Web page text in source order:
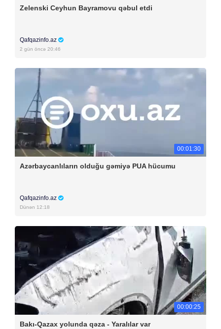
Zelenski Ceyhun Bayramovu qəbul etdi
Qafqazinfo.az
2 gün öncə 20:46
00:01:30
Azərbaycanlıların olduğu gəmiyə PUA hücumu
Qafqazinfo.az
Dünən 12:18
00:00:25
Bakı-Qazax yolunda qəza - Yaralılar var